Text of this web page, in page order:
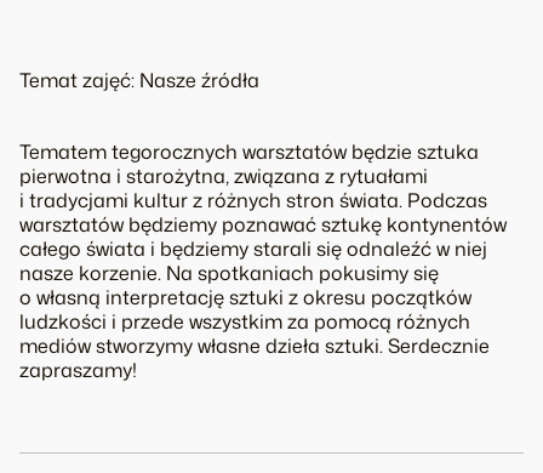
Temat zajęć: Nasze źródła
Tematem tegorocznych warsztatów będzie sztuka
pierwotna i starożytna, związana z rytuałami
i tradycjami kultur z różnych stron świata. Podczas
warsztatów będziemy poznawać sztukę kontynentów
całego świata i będziemy starali się odnaleźć w niej
nasze korzenie. Na spotkaniach pokusimy się
o własną interpretację sztuki z okresu początków
ludzkości i przede wszystkim za pomocą różnych
mediów stworzymy własne dzieła sztuki. Serdecznie
zapraszamy!